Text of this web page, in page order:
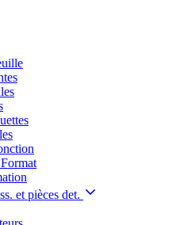
et pièces det.